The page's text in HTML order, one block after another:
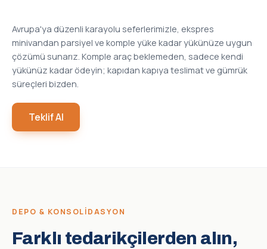
Avrupa'ya düzenli karayolu seferlerimizle, ekspres
minivandan parsiyel ve komple yüke kadar yükünüze uygun
çözümü sunarız. Komple araç beklemeden, sadece kendi
yükünüz kadar ödeyin; kapıdan kapıya teslimat ve gümrük
süreçleri bizden.
Teklif Al
DEPO & KONSOLIDASYON
Farklı tedarikçilerden alın,